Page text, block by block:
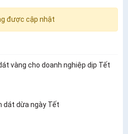
được cập nhật
vàng cho doanh nghiệp dịp Tết
dát dừa ngày Tết